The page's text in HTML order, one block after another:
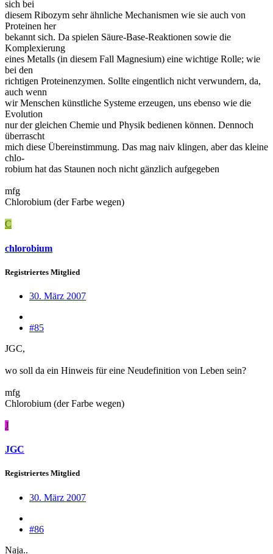
sich bei
diesem Ribozym sehr ähnliche Mechanismen wie sie auch von
Proteinen her
bekannt sich. Da spielen Säure-Base-Reaktionen sowie die
Komplexierung
eines Metalls (in diesem Fall Magnesium) eine wichtige Rolle; wie
bei den
richtigen Proteinenzymen. Sollte eingentlich nicht verwundern, da,
auch wenn
wir Menschen künstliche Systeme erzeugen, uns ebenso wie die
Evolution
nur der gleichen Chemie und Physik bedienen können. Dennoch
überrascht
mich diese Übereinstimmung. Das mag naiv klingen, aber das kleine
chlo-
robium hat das Staunen noch nicht gänzlich aufgegeben
mfg
Chlorobium (der Farbe wegen)
C
chlorobium
Registriertes Mitglied
30. März 2007
#85
JGC,
wo soll da ein Hinweis für eine Neudefinition von Leben sein?
mfg
Chlorobium (der Farbe wegen)
J
JGC
Registriertes Mitglied
30. März 2007
#86
Naja..